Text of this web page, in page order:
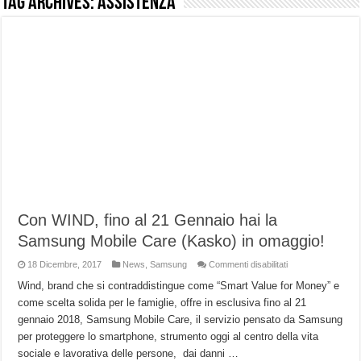
Con WIND, fino al 21 Gennaio hai la
Samsung Mobile Care (Kasko) in omaggio!
18 Dicembre, 2017 News ,Samsung Commenti disabilitatisu
WIND,
fino
al
Gennaio
hai
la
Wind, brand che si contraddistingue come “Smart Value for Money” e
come scelta solida per le famiglie, offre in esclusiva fino al 21
gennaio 2018, Samsung Mobile Care, il servizio pensato da Samsung
per proteggere lo smartphone, strumento oggi al centro della vita
sociale e lavorativa delle persone, dai danni …